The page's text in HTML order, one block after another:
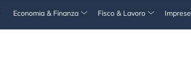
Economia & Finanza Fisco & Lavoro Imprese